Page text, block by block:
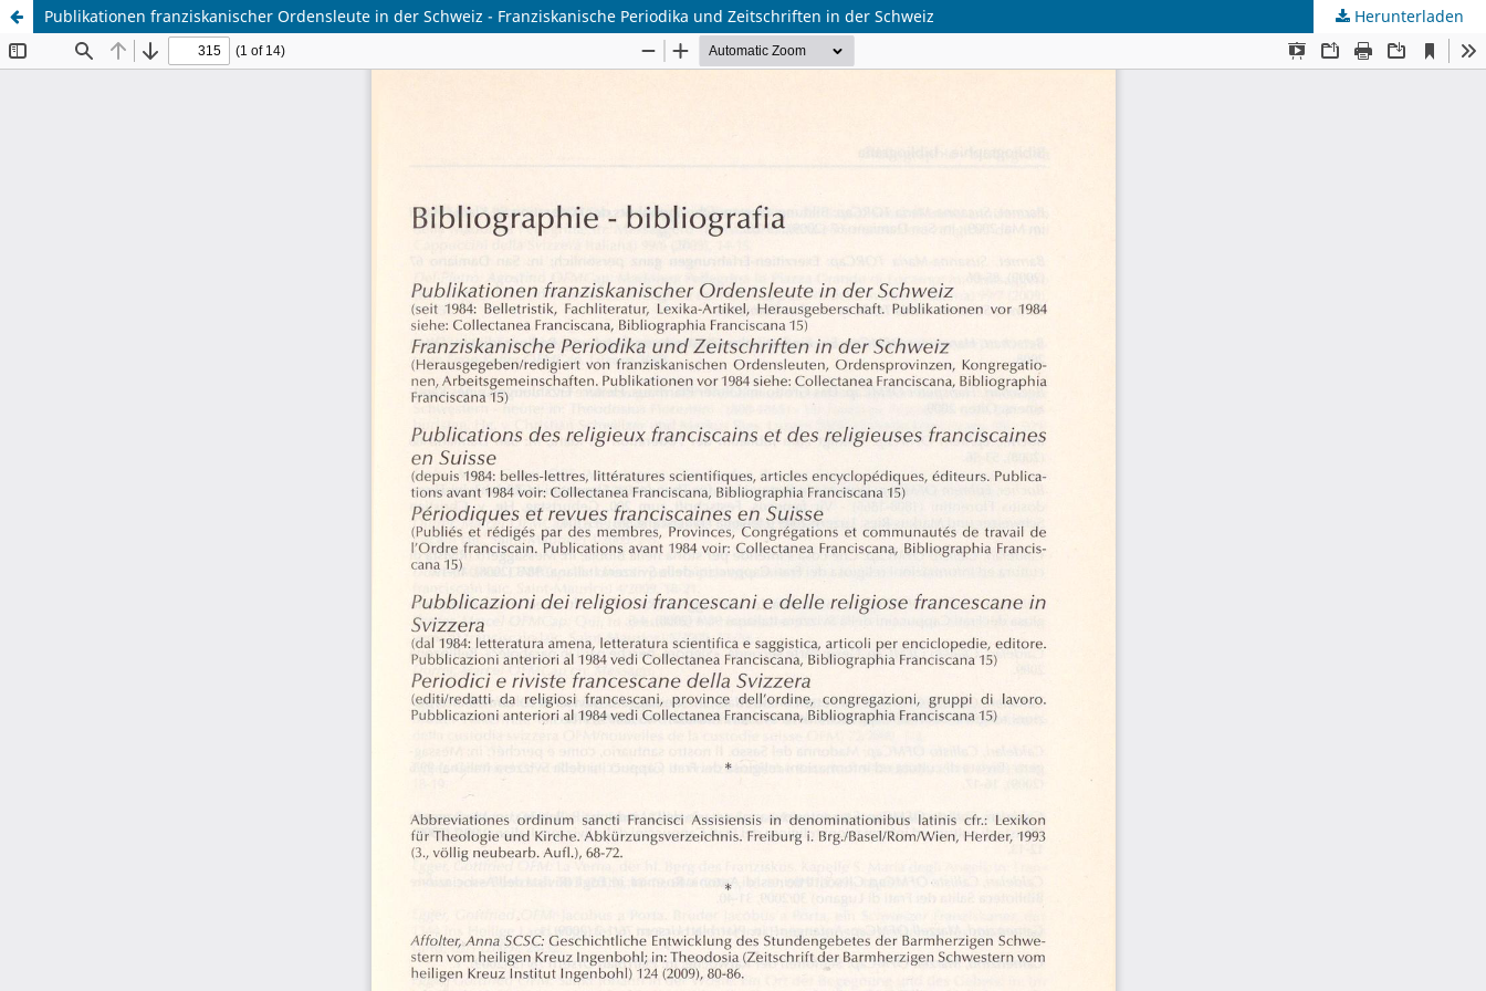
Publikationen franziskanischer Ordensleute in der Schweiz - Franziskanische Periodika und Zeitschriften in der Schweiz Herunterladen